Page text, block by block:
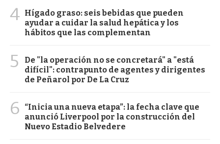
4 Hígado graso: seis bebidas que pueden
ayudar a cuidar la salud hepática y los
hábitos que las complementan
5
De "la operación no se concretará" a "está
difícil": contrapunto de agentes y dirigentes
de Peñarol por De La Cruz
6
“Inicia una nueva etapa”: la fecha clave que
anunció Liverpool por la construcción del
Nuevo Estadio Belvedere